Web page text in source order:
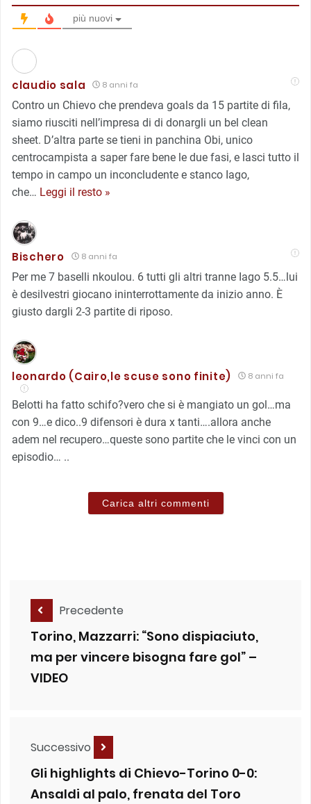
più nuovi
claudio sala 8 anni fa
Contro un Chievo che prendeva goals da 15 partite di fila,
siamo riusciti nell’impresa di di donargli un bel clean
sheet. D’altra parte se tieni in panchina Obi, unico
centrocampista a saper fare bene le due fasi, e lasci tutto il
tempo in campo un inconcludente e stanco Iago,
che… Leggi il resto »
Bischero 8 anni fa
Per me 7 baselli nkoulou. 6 tutti gli altri tranne Iago 5.5…lui
è desilvestri giocano ininterrottamente da inizio anno. È
giusto dargli 2-3 partite di riposo.
leonardo (Cairo,le scuse sono finite) 8 anni fa
Belotti ha fatto schifo?vero che si è mangiato un gol…ma
con 9…e dico..9 difensori è dura x tanti….allora anche
adem nel recupero…queste sono partite che le vinci con un
episodio… ..
Carica altri commenti
Precedente
Torino, Mazzarri: “Sono dispiaciuto,
ma per vincere bisogna fare gol” –
VIDEO
Successivo
Gli highlights di Chievo-Torino 0-0:
Ansaldi al palo, frenata del Toro